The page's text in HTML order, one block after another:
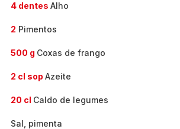
4 dentes Alho
2 Pimentos
500 g Coxas de frango
2 cl sop Azeite
20 cl Caldo de legumes
Sal, pimenta